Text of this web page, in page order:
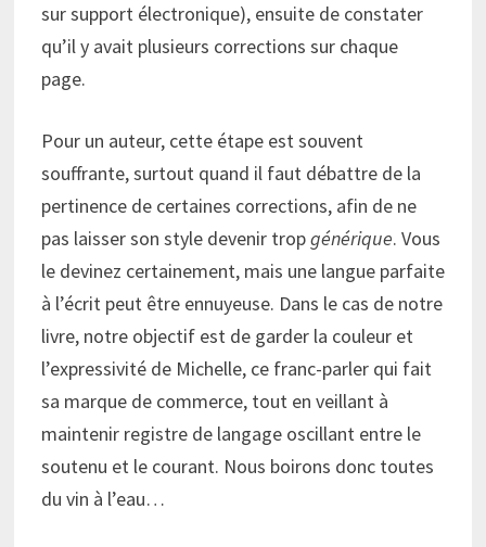
sur support électronique), ensuite de constater
qu’il y avait plusieurs corrections sur chaque
page.
Pour un auteur, cette étape est souvent
souffrante, surtout quand il faut débattre de la
pertinence de certaines corrections, afin de ne
pas laisser son style devenir tropgénérique. Vous
le devinez certainement, mais une langue parfaite
à l’écrit peut être ennuyeuse. Dans le cas de notre
livre, notre objectif est de garder la couleur et
l’expressivité de Michelle, ce franc-parler qui fait
sa marque de commerce, tout en veillant à
maintenir registre de langage oscillant entre le
soutenu et le courant. Nous boirons donc toutes
du vin à l’eau…